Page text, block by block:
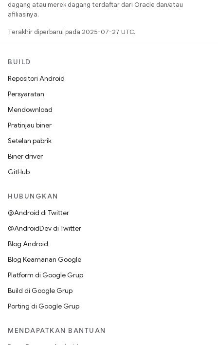
dagang atau merek dagang terdaftar dari Oracle dan/atau
afiliasinya.
Terakhir diperbarui pada 2025-07-27 UTC.
BUILD
Repositori Android
Persyaratan
Mendownload
Pratinjau biner
Setelan pabrik
Biner driver
GitHub
HUBUNGKAN
@Android di Twitter
@AndroidDev di Twitter
Blog Android
Blog Keamanan Google
Platform di Google Grup
Build di Google Grup
Porting di Google Grup
MENDAPATKAN BANTUAN